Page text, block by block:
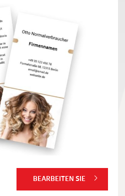
BEARBEITEN SIE